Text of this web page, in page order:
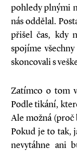
pohledy plnými
nás oddělal.
přišel čas, kdy
spojíme
skoncovali s
Zatímco o tom
Podle tikání,
Ale možná (proč
Pokud je to tak,
nevytáhne ani